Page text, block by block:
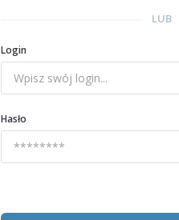
LUB
Login
Hasło